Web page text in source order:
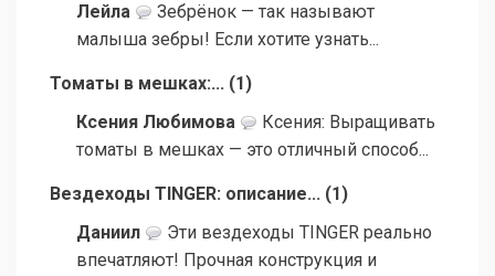
Лейла
Зебрёнок — так называют
малыша зебры! Если хотите узнать...
Томаты в мешках:... (1 )
Ксения Любимова
Ксения: Выращивать
томаты в мешках — это отличный способ...
Вездеходы TINGER: описание... (1 )
Даниил
Эти вездеходы TINGER реально
впечатляют! Прочная конструкция и